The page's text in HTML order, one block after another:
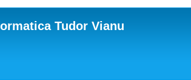
Tudor Vianu